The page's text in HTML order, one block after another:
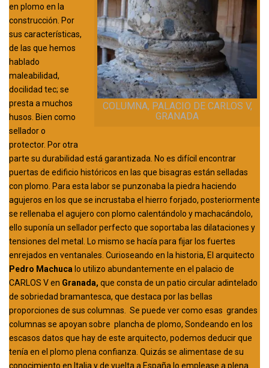
COLUMNA, PALACIO DE CARLOS V,
GRANADA
en plomo en la
construcción. Por
sus características,
de las que hemos
hablado
maleabilidad,
docilidad tec; se
presta a muchos
husos. Bien como
sellador o
protector. Por otra
parte su durabilidad está garantizada. No es difícil encontrar
puertas de edificio históricos en las que bisagras están selladas
con plomo. Para esta labor se punzonaba la piedra haciendo
agujeros en los que se incrustaba el hierro forjado, posteriormente
se rellenaba el agujero con plomo calentándolo y machacándolo,
ello suponía un sellador perfecto que soportaba las dilataciones y
tensiones del metal. Lo mismo se hacía para fijar los fuertes
enrejados en ventanales. Curioseando en la historia, El arquitecto
Pedro Machuca lo utilizo abundantemente en el palacio de
CARLOS V en Granada, que consta de un patio circular adintelado
de sobriedad bramantesca, que destaca por las bellas
proporciones de sus columnas. Se puede ver como esas grandes
columnas se apoyan sobre plancha de plomo, Sondeando en los
escasos datos que hay de este arquitecto, podemos deducir que
tenía en el plomo plena confianza. Quizás se alimentase de su
conocimiento en Italia y de vuelta a España lo emplease a plena